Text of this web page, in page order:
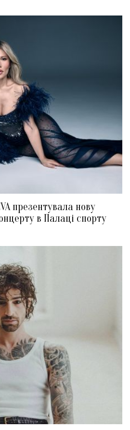
презентувала нову
в Палаці спорту